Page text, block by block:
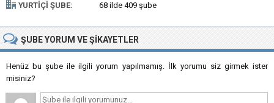
YURTIÇI ŞUBE: 68 ilde 409 şube
ŞUBEYORUM VE ŞIKAYETLER
Henüz bu şube ile ilgili yorum yapılmamış. İlk yorumu siz girmek ister
misiniz?